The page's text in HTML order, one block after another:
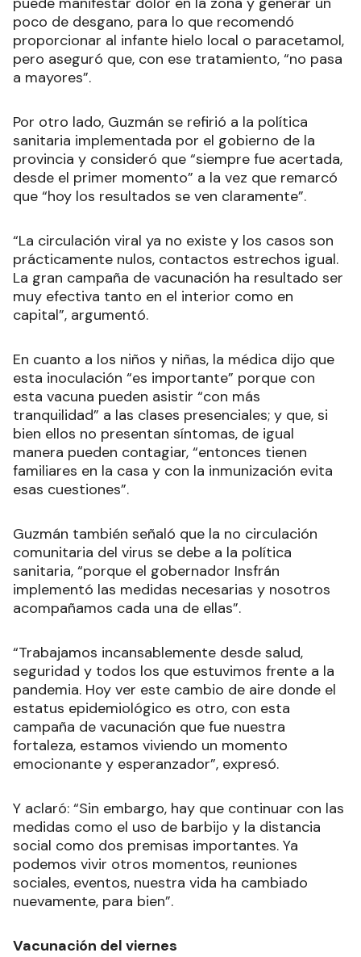
poco de desgano, para lo que recomendó
proporcionar al infante hielo local o paracetamol,
pero aseguró que, con ese tratamiento, “no pasa
a mayores”.
Por otro lado, Guzmán se refirió a la política
sanitaria implementada por el gobierno de la
provincia y consideró que “siempre fue acertada,
desde el primer momento” a la vez que remarcó
que “hoy los resultados se ven claramente”.
“La circulación viral ya no existe y los casos son
prácticamente nulos, contactos estrechos igual.
La gran campaña de vacunación ha resultado ser
muy efectiva tanto en el interior como en
capital”, argumentó.
En cuanto a los niños y niñas, la médica dijo que
esta inoculación “es importante” porque con
esta vacuna pueden asistir “con más
tranquilidad” a las clases presenciales; y que, si
bien ellos no presentan síntomas, de igual
manera pueden contagiar, “entonces tienen
familiares en la casa y con la inmunización evita
esas cuestiones”.
Guzmán también señaló que la no circulación
comunitaria del virus se debe a la política
sanitaria, “porque el gobernador Insfrán
implementó las medidas necesarias y nosotros
acompañamos cada una de ellas”.
“Trabajamos incansablemente desde salud,
seguridad y todos los que estuvimos frente a la
pandemia. Hoy ver este cambio de aire donde el
estatus epidemiológico es otro, con esta
campaña de vacunación que fue nuestra
fortaleza, estamos viviendo un momento
emocionante y esperanzador”, expresó.
Y aclaró: “Sin embargo, hay que continuar con las
medidas como el uso de barbijo y la distancia
social como dos premisas importantes. Ya
podemos vivir otros momentos, reuniones
sociales, eventos, nuestra vida ha cambiado
nuevamente, para bien”.
Vacunación del viernes